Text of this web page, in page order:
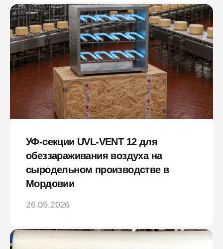
УФ-секции UVL-VENT 12 для
обеззараживания воздуха на
сыродельном производстве в
Мордовии
26.05.2026